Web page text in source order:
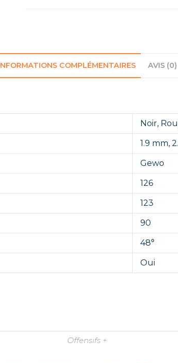
COMPLÉMENTAIRES AVIS (0)
Noir,
1.9 mm,
Gewo
126
123
90
48°
Oui
Offensifs +